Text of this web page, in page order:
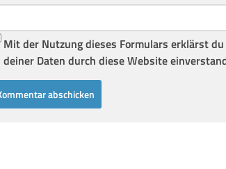
Mit der Nutzung dieses Formulars erklärst
deiner Daten durch diese Website